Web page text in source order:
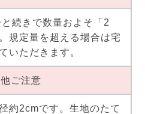
続きで数量およそ「2
規定量を超える場合は宅
いただきます。
ご注意
約2cmです。生地のたて